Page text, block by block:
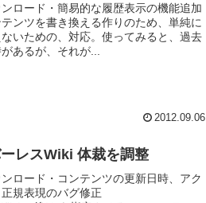
ロード・簡易的な履歴表示の機能追加
ンツを書き換える作りのため、単純に
いための、対応。使ってみると、過去
あるが、それが...
2012.09.06
レスWiki 体裁を調整
ロード・コンテンツの更新日時、アク
正規表現のバグ修正